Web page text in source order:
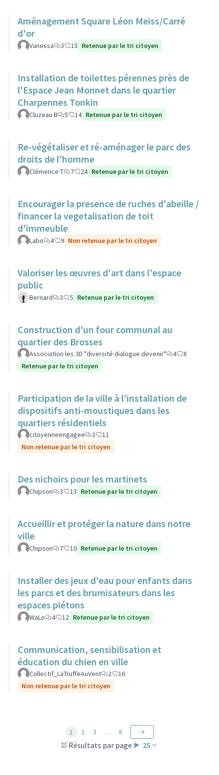
Aménagement Square Léon Meiss/Carré
d'or
Vanessa 3 15 Retenue par le tri citoyen
Installation de toilettes pérennes près de
l'Espace Jean Monnet dans le quartier
Charpennes Tonkin
Cluzeau B 5 14 Retenue par le tri citoyen
Re-végétaliser et ré-aménager le parc des
droits de l'homme
Clémence T 7 24 Retenue par le tri citoyen
Encourager la presence de ruches d'abeille /
financer la vegetalisation de toit
d'immeuble
Labo 4 9 Non retenue par le tri citoyen
Valoriser les œuvres d'art dans l'espace
public
Bernard 3 5 Retenue par le tri citoyen
Construction d'un four communal au
quartier des Brosses
Association les 3D "diversité dialogue devenir" 4
8
Retenue par le tri citoyen
Participation de la ville à l'installation de
dispositifs anti-moustiques dans les
quartiers résidentiels
citoyenneengagee 3
11
Non retenue par le tri citoyen
Des nichoirs pour les martinets
Chipson 3 13 Retenue par le tri citoyen
Accueillir et protéger la nature dans notre
ville
Chipson 7 10 Retenue par le tri citoyen
Installer des jeux d'eau pour enfants dans
les parcs et des brumisateurs dans les
espaces piétons
WaLo 4 12 Retenue par le tri citoyen
Communication, sensibilisation et
éducation du chien en ville
Collectif_LaTruffeAuVent 2
16
Non retenue par le tri citoyen
Résultats par page : 25
1 2 3 … 8